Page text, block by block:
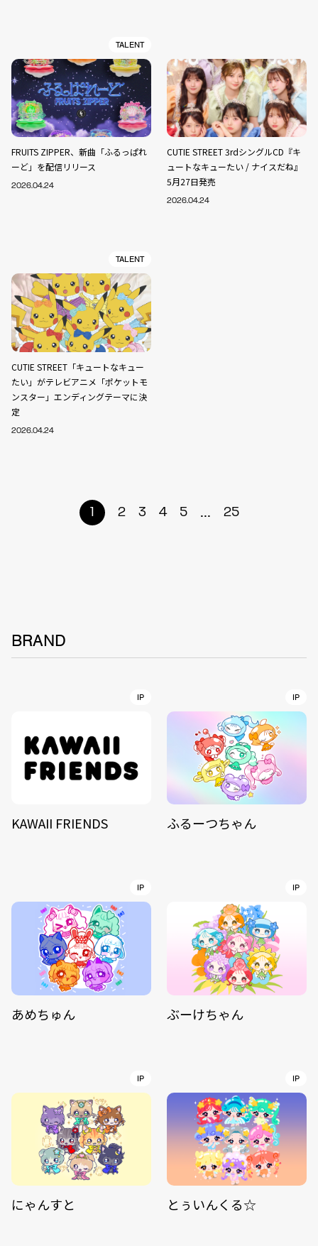
TALENT
FRUITS ZIPPER、新曲「ふるっぱれ
ーど」を配信リリース
2026.04.24
CUTIE STREET 3rdシングルCD『キ
ュートなキューたい / ナイスだね』
5月27日発売
2026.04.24
TALENT
CUTIE STREET「キュートなキュー
たい」がテレビアニメ「ポケットモ
ンスター」エンディングテーマに決
定
2026.04.24
1 2 3 4 5 ... 25
BRAND
IP
KAWAII FRIENDS
IP
ふるーつちゃん
IP
あめちゅん
IP
ぶーけちゃん
IP
にゃんすと
IP
とぅいんくる☆